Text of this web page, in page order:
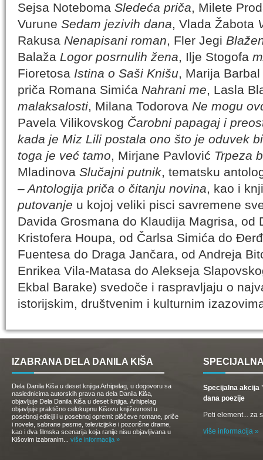
Sejsa Noteboma Sledeća priča, Milete
Vurune Sedam jezivih dana, Vlada Žabota
Rakusa Nenapisani roman, Fler Jegi
Balaža Logor posrnulih žena, Ilje Stogofa
Fioretosa Istina o Saši Knišu, Marija Barbal
priča Romana Simića Nahrani me, Lasla
malaksalosti, Milana Todorova Ne mogu
Pavela Vilikovskog Čarobni papagaj i
kada je Miz Lili postala ono što je oduvek
toga je već tamo, Mirjane Pavlović Trpeza
Mladinova Slučajni putnik, tematsku
– Antologija priča o čitanju novina, kao i
putovanje u kojoj veliki pisci savremene
Davida Grosmana do Klaudija Magrisa, od
Kristofera Houpa, od Čarlsa Simića do
Fuentesa do Draga Jančara, od Andreja
Enrikea Vila-Matasa do Alekseja
Ekbal Barake) svedoče i raspravljaju o
istorijskim, društvenim i kulturnim
IZABRANA DELA DANILA KIŠA
Dela Danila Kiša u deset knjiga Arhipelag, u dogovoru sa
naslednicima autorskih prava na dela Danila Kiša,
objavljuje Dela Danila Kiša u deset knjiga. Arhipelag
objavljuje praktično celokupnu Kišovu književnost u
posebnoj ediciji i u posebnoj opremi: piščeve romane, priče
i novele, sabrane pesme, televizijske i pozorišne drame,
kao i dva filmska scenarija koja ranije nisu objavljivana u
Kišovim izabranim... više informacija »
Specijalna akcija
dana poezije
Peti element... za
više informacija »